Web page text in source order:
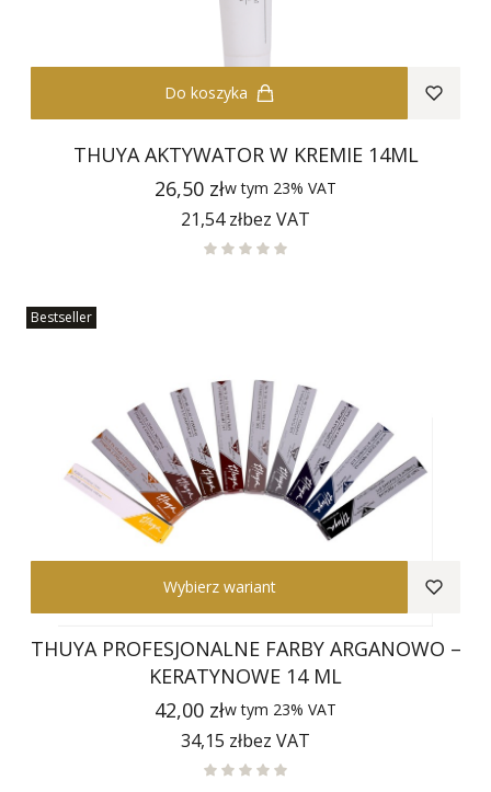
Do koszyka
THUYA AKTYWATOR W KREMIE 14ML
Cena
26,50 złw tym 23% VAT
Cena
21,54 złbez VAT
Bestseller
Wybierz wariant
THUYA PROFESJONALNE FARBY ARGANOWO –
KERATYNOWE 14 ML
Cena
42,00 złw tym 23% VAT
Cena
34,15 złbez VAT